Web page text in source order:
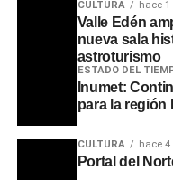
CULTURA hace
Valle Edén
nueva sala
astroturismo
ESTADO DEL
Inumet:
para la región
CULTURA hace 4
Portal del